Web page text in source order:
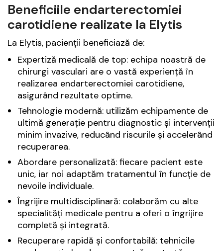
Beneficiile endarterectomiei
carotidiene realizate la Elytis
La Elytis, pacienții beneficiază de:
Expertiză medicală de top: echipa noastră de
chirurgi vasculari are o vastă experiență în
realizarea endarterectomiei carotidiene,
asigurând rezultate optime.
Tehnologie modernă: utilizăm echipamente de
ultimă generație pentru diagnostic și intervenții
minim invazive, reducând riscurile și accelerând
recuperarea.
Abordare personalizată: fiecare pacient este
unic, iar noi adaptăm tratamentul în funcție de
nevoile individuale.
Îngrijire multidisciplinară: colaborăm cu alte
specialități medicale pentru a oferi o îngrijire
completă și integrată.
Recuperare rapidă și confortabilă: tehnicile